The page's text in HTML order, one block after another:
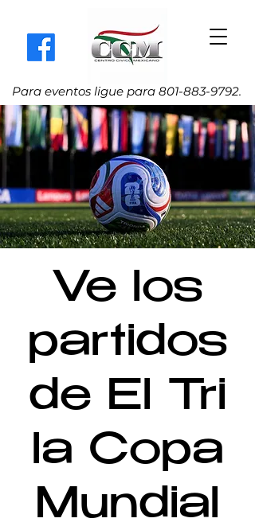
Para eventos ligue para 801-883-9792.
Ve los
partidos
de El Tri
la Copa
Mundial